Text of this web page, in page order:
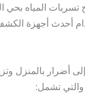
المياه بحي
أجهزة الكشف
أضرار بالمنزل
والتي تشمل: